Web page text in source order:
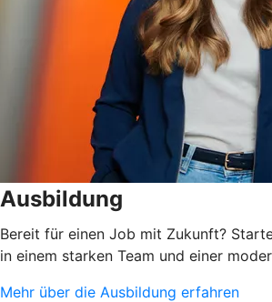
Ausbildung
Bereit für einen Job mit Zukunft?
in einem starken Team und einer
Mehr über die Ausbildung erfahren